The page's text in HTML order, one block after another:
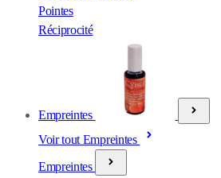
Pointes
Réciprocité
Empreintes
Voir tout Empreintes
Empreintes